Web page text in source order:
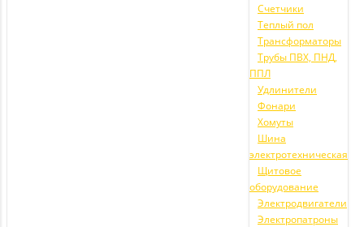
Счетчики
Теплый пол
Трансформаторы
Трубы ПВХ, ПНД,
ППЛ
Удлинители
Фонари
Хомуты
Шина
электротехническая
Щитовое
оборудование
Электродвигатели
Электропатроны